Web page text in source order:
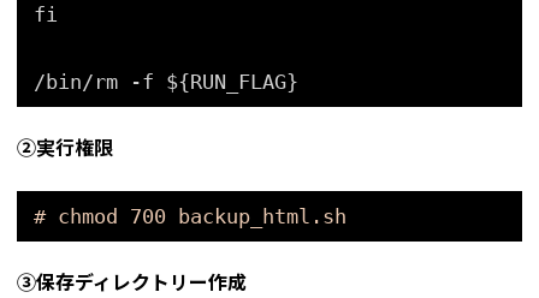
fi
/bin/rm -f ${RUN_FLAG}
➁実行権限
# chmod 700 backup_html.sh
➂保存ディレクトリー作成